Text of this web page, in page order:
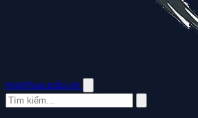
manhua.edu.vn